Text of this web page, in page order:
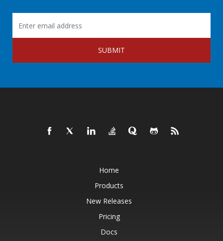
SUBMIT
Home
Products
New Releases
Pricing
Docs